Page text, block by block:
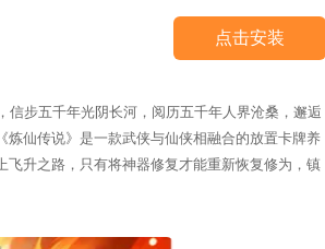
点击安装
步五千年光阴长河，阅历五千年人界沧桑，邂逅
仙传说》是一款武侠与仙侠相融合的放置卡牌养
飞升之路，只有将神器修复才能重新恢复修为，镇